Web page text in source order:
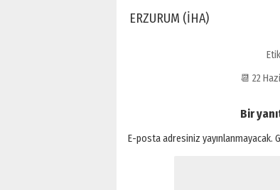
ERZURUM (İHA)
📆 22
Bir
E-posta adresiniz yayınlanmayacak.